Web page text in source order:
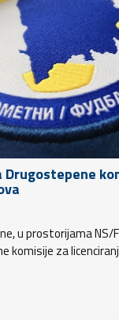
Drugostepene
u prostorijama NS/
komisije za